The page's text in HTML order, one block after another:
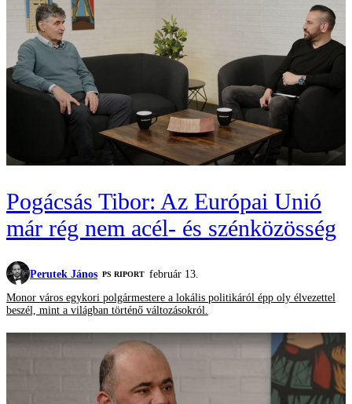
Pogácsás Tibor: Az Európai Unió
már rég nem acél- és szénközösség
Perutek János ‎PS RIPORT február 13.
Monor város egykori polgármestere a lokális politikáról épp oly élvezettel
beszél, mint a világban történő változásokról.